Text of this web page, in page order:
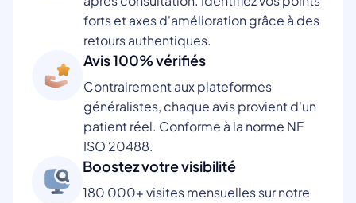
forts et axes d'amélioration grâce à des
retours authentiques.
Avis 100% vérifiés
Contrairement aux plateformes
généralistes, chaque avis provient d'un
patient réel. Conforme à la norme NF
ISO 20488.
Boostez votre visibilité
180 000+ visites mensuelles sur notre